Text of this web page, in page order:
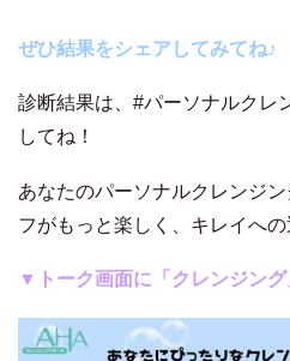
ぜひ結果をシェアしてみてね♪
診断結果は、#パーソナルクレ
してね！
あなたのパーソナルクレンジ
フがもっと楽しく、キレイへ
▼トーク画面に「クレンジン